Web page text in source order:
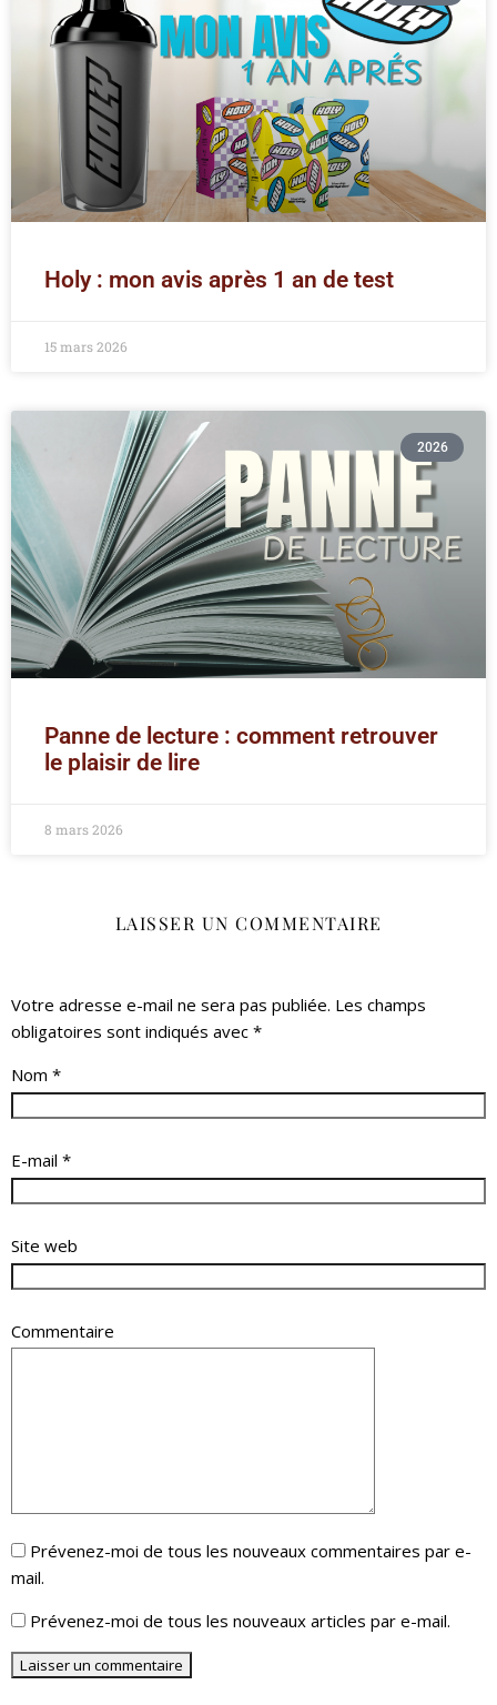
Holy : mon avis après 1 an de test
15 mars 2026
2026
Panne de lecture : comment retrouver
le plaisir de lire
8 mars 2026
LAISSER UN COMMENTAIRE
Votre adresse e-mail ne sera pas publiée. Les champs
obligatoires sont indiqués avec *
Nom *
E-mail *
Site web
Commentaire
Prévenez-moi de tous les nouveaux commentaires par e-
mail.
Prévenez-moi de tous les nouveaux articles par e-mail.